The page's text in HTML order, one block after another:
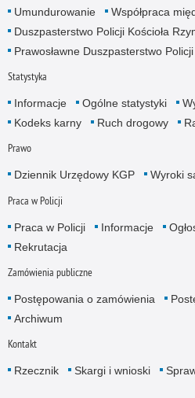
Umundurowanie
Współpraca
Duszpasterstwo Policji Kościoła
Prawosławne Duszpasterstwo Policji
Statystyka
Informacje Ogólne statystyki
Kodeks karny
Ruch drogowy
Prawo
Dziennik Urzędowy KGP Wyroki
Praca w Policji
Praca w Policji Informacje
Rekrutacja
Zamówienia publiczne
Postępowania o zamówienia
Archiwum
Kontakt
Rzecznik Skargi i wnioski